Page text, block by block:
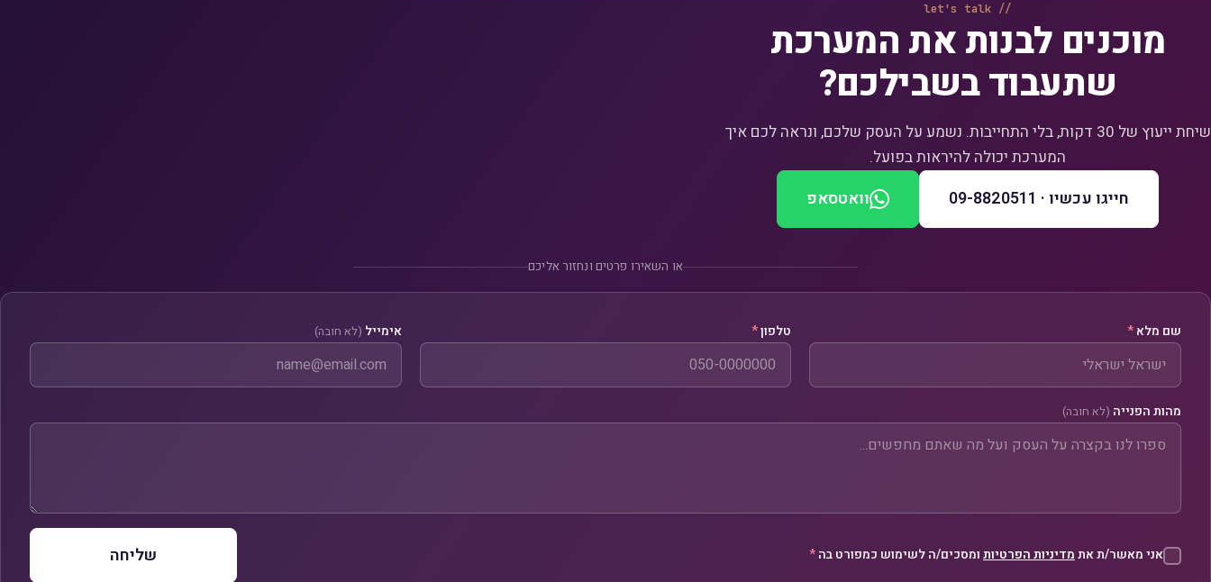
let's talk
מוכנים לבנות את המערכת
שתעבוד בשבילכם?
שיחת ייעוץ של 30 דקות, בלי התחייבות. נשמע על העסק שלכם, ונראה לכם איך
המערכת יכולה להיראות בפועל.
חייגו עכשיו · 09-8820511 וואטסאפ
או השאירו פרטים ונחזור אליכם
שם מלא * טלפון* אימייל (לא חובה)
מהות הפנייה (לא חובה)
אני מאשר/ת אתמדיניות הפרטיות ומסכים/ה לשימוש כמפורט בה * שליחה